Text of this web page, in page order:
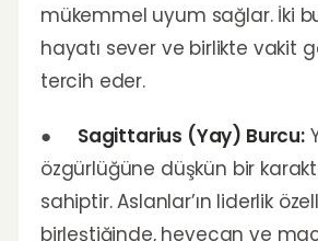
mükemmel uyum sağlar. İki
hayatı sever ve birlikte vakit
tercih eder.
● Sagittarius (Yay) Burcu:
özgürlüğüne düşkün bir
sahiptir. Aslanlar’ın liderlik
birleştiğinde, heyecan ve